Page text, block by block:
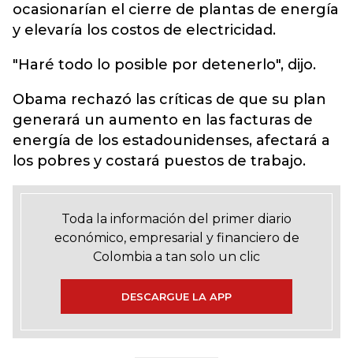
ocasionarían el cierre de plantas de energía
y elevaría los costos de electricidad.
"Haré todo lo posible por detenerlo", dijo.
Obama rechazó las críticas de que su plan
generará un aumento en las facturas de
energía de los estadounidenses, afectará a
los pobres y costará puestos de trabajo.
Toda la información del primer diario
económico, empresarial y financiero de
Colombia a tan solo un clic
DESCARGUE LA APP